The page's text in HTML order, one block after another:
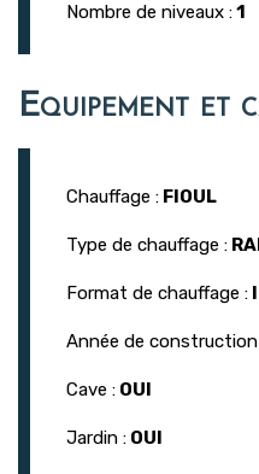
Nombre de niveaux :1
Equipement et
Chauffage : FIOUL
Type de chauffage :
Format de chauffage :
Année de
Cave : OUI
Jardin : OUI